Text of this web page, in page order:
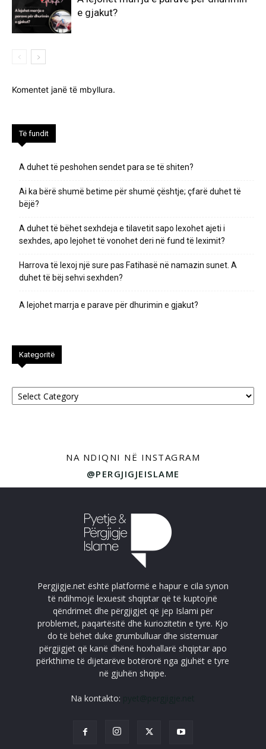
e gjakut?
Komentet janë të mbyllura.
Të fundit
A duhet të peshohen sendet para se të shiten?
Ai ka bërë shumë betime për shumë çështje; çfarë duhet të
bëjë?
A duhet të bëhet sexhdeja e tilavetit sapo lexohet ajeti i
sexhdes, apo lejohet të vonohet deri në fund të leximit?
Harrova të lexoj një sure pas Fatihasë në namazin sunet. A
duhet të bëj sehvi sexhden?
A lejohet marrja e parave për dhurimin e gjakut?
Kategoritë
Kategoritë
NA NDIQNI NË INSTAGRAM
@PERGJIGJEISLAME
Pergjigje.net është platformë e hapur e cila synon
të ndihmojë lexuesit shqiptar që të kuptojnë
qëndrimet dhe përgjigjet që jep Islami për
problemet, paqartësitë dhe kuriozitetin e tyre. Kjo
do të bëhet duke grumbulluar dhe sistemuar
përgjigjet që kanë dhënë hoxhallarë shqiptar apo
përkthime të dijetarëve botërorë nga gjuhët e tyre
në gjuhën shqipe.
Na kontakto: